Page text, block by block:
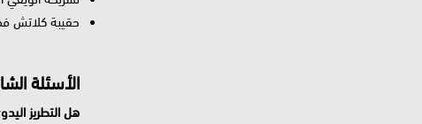
حقيبة كلاتش
الأسئلة
هل التطريز